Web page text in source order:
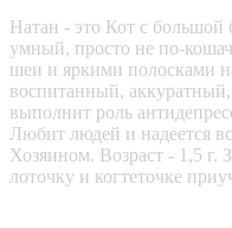
Натан - это Кот с
умный, просто не по-
шеи и яркими полосками
воспитанный,
выполнит роль
Любит людей и надеется
Хозяином. Возраст - 1,5 г.
лоточку и когтеточке